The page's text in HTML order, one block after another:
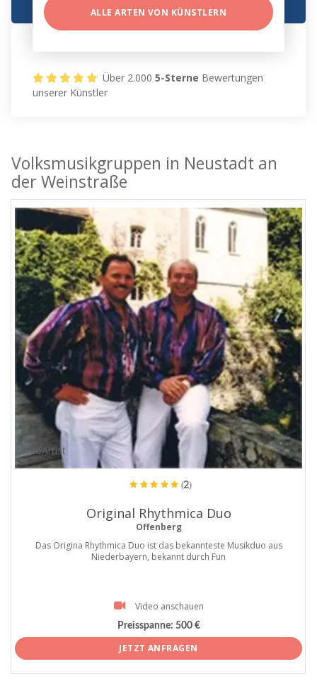
ALLE ARTEN VON KÜNSTLERN
Über 2.0005-Sterne Bewertungen
unserer Künstler
Volksmusikgruppen in Neustadt an
der Weinstraße
ProArtist
(2)
Original Rhythmica Duo
Offenberg
Das Origina Rhythmica Duo ist das bekannteste Musikduo aus
Niederbayern, bekannt durch Fun
Video anschauen
Preisspanne: 500 €
JETZT ANFRAGEN